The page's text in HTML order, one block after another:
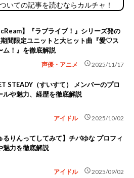
いての記事を読むならカルチャ！
】『ラブライブ！』シリーズ発の
間限定ユニットと大ヒット曲『愛♡ス
ム！』を徹底解説
声優・アニメ schedule2025/11/17
STEADY（すいすて） メンバーのプロ
ルや魅力、経歴を徹底解説
アイドル schedule2025/10/02
るりんってしてみて】チバゆな プロフィ
魅力を徹底解説
アイドル schedule2025/09/02